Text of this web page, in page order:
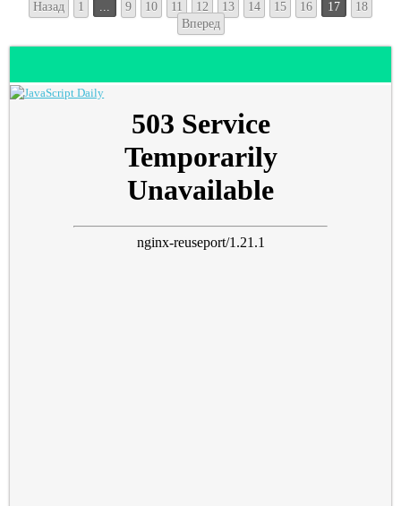
Назад 1 ... 9 10 11 12 13 14 15 16 17
18
Вперед